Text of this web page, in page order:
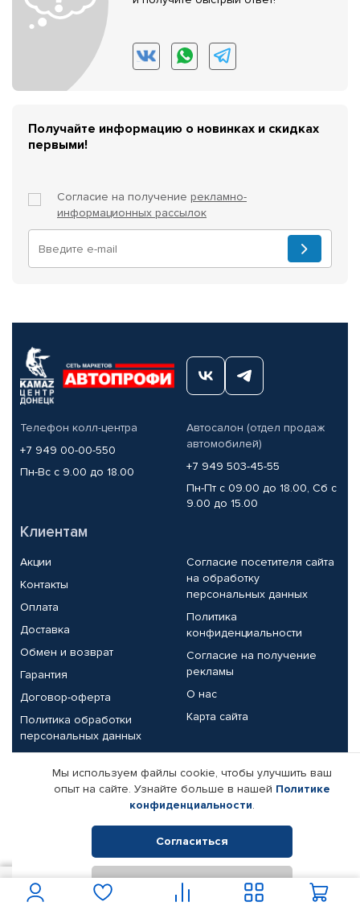
Получайте информацию о новинках и скидках
первыми!
Согласие на получение рекламно-
информационных рассылок
Телефон колл-центра
+7 949 00-00-550
Пн-Вс с 9.00 до 18.00
Автосалон (отдел продаж
автомобилей)
+7 949 503-45-55
Пн-Пт с 09.00 до 18.00, Сб с
9.00 до 15.00
Клиентам
Акции
Контакты
Оплата
Доставка
Обмен и возврат
Гарантия
Договор-оферта
Политика обработки
персональных данных
Согласие посетителя сайта
на обработку
персональных данных
Политика
конфиденциальности
Согласие на получение
рекламы
О нас
Карта сайта
Партнерам
Корпоративным клиентам
Поставщикам
Реквизиты компании
© КАМАЗ ЦЕНТР ДОНЕЦК, 2015-2026. Все права защищены.
Интернет-магазин автомобильных товаров Автопрофи.
Мы используем файлы cookie, чтобы улучшить ваш
опыт на сайте. Узнайте больше в нашей Политике
конфиденциальности.
Согласиться
Отклонить
В корзину